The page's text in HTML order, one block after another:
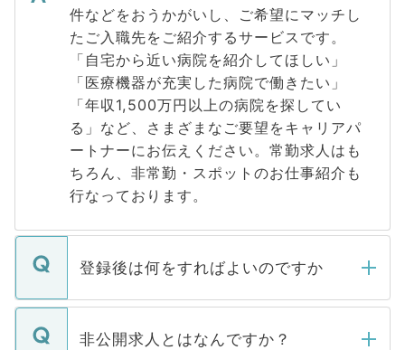
件などをおうかがいし、ご希望にマッチし
たご入職先をご紹介するサービスです。
「自宅から近い病院を紹介してほしい」
「医療機器が充実した病院で働きたい」
「年収1,500万円以上の病院を探してい
る」など、さまざまなご要望をキャリアパ
ートナーにお伝えください。常勤求人はも
ちろん、非常勤・スポットのお仕事紹介も
行なっております。
登録後は何をすればよいのですか
ご登録いただきましたら、弊社担当者がご
登録内容を確認し、その後メールもしくは
非公開求人とはなんですか？